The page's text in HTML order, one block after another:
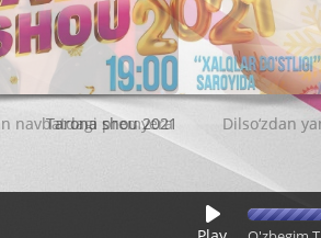
Tarona shou 2021